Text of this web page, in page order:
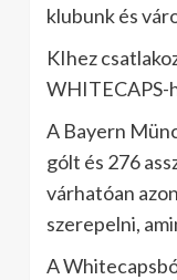
klubunk és
KIhez
WHITECAPS-
A Bayern
gólt és 276
várhatóan
szerepelni,
A